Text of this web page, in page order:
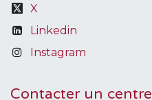
X
Linkedin
Instagram
Contacter un centre